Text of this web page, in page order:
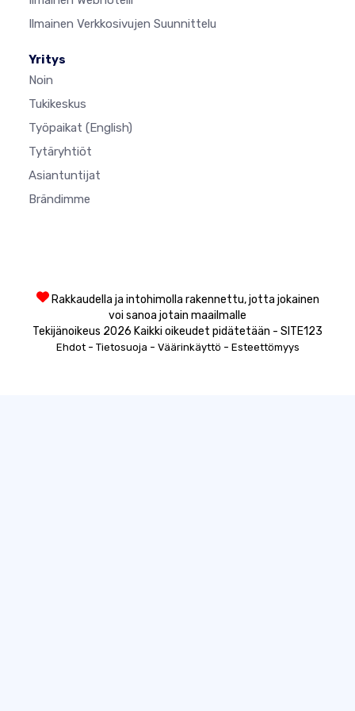
Ilmainen Verkkosivujen Suunnittelu
Yritys
Noin
Tukikeskus
Työpaikat (English)
Tytäryhtiöt
Asiantuntijat
Brändimme
Rakkaudella ja intohimolla rakennettu, jotta jokainen
voi sanoa jotain maailmalle
Tekijänoikeus 2026 Kaikki oikeudet pidätetään - SITE123
Ehdot- Tietosuoja - Väärinkäyttö - Esteettömyys